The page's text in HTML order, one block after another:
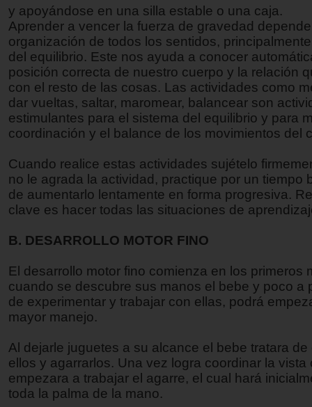
y apoyándose en una silla estable o una caja.
Aprender a vencer la fuerza de gravedad
organización de todos los sentidos,
del equilibrio. Este nos ayuda a conocer
posición correcta de nuestro cuerpo y la relación
con el resto de las cosas. Las actividades como
dar vueltas, saltar, maromear, balancear son
estimulantes para el sistema del equilibrio y para
coordinación y el balance de los movimientos del
Cuando realice estas actividades sujételo
no le agrada la actividad, practique por un tiempo
de aumentarlo lentamente en forma progresiva.
clave es hacer todas las situaciones de
B. DESARROLLO MOTOR FINO
El desarrollo motor fino comienza en los primeros
cuando se descubre sus manos el bebe y poco a
de experimentar y trabajar con ellas, podrá
mayor manejo.
Al dejarle juguetes a su alcance el bebe tratara de
ellos y agarrarlos. Una vez logra coordinar la vista
empezara a trabajar el agarre, el cual hará
toda la palma de la mano.